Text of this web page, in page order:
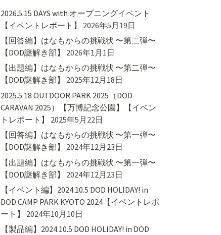
2026.5.15 DAYS with オープニングイベント
【イベントレポート】
2026年5月19日
【回答編】はなもからの挑戦状 〜第二弾〜
【DOD謎解き部】
2026年1月1日
【出題編】はなもからの挑戦状 〜第二弾〜
【DOD謎解き部】
2025年12月18日
2025.5.18 OUTDOOR PARK 2025（DOD
CARAVAN 2025）【万博記念公園】【イベン
トレポート】
2025年5月22日
【回答編】はなもからの挑戦状 〜第一弾〜
【DOD謎解き部】
2024年12月23日
【出題編】はなもからの挑戦状 〜第一弾〜
【DOD謎解き部】
2024年12月23日
【イベント編】2024.10.5 DOD HOLIDAY! in
DOD CAMP PARK KYOTO 2024【イベントレポ
ート】
2024年10月10日
【製品編】2024.10.5 DOD HOLIDAY! in DOD